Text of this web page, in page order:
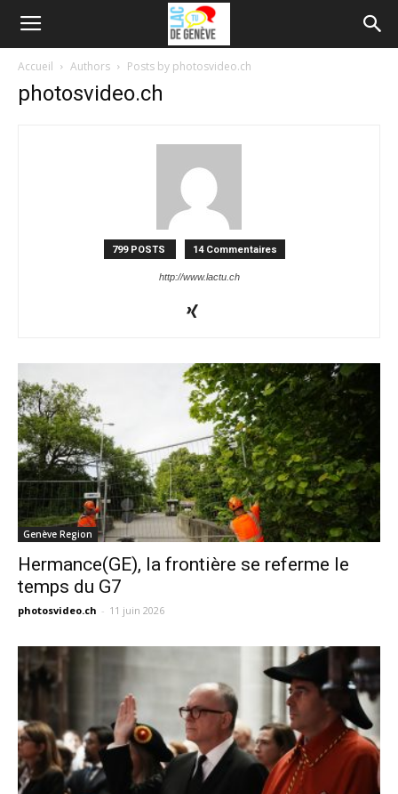
Accueil Authors Posts by photosvideo.ch
photosvideo.ch
799 POSTS 14 Commentaires
http://www.lactu.ch
Genève Region
Hermance(GE), la frontière se referme le
temps du G7
photosvideo.ch - 11 juin 2026